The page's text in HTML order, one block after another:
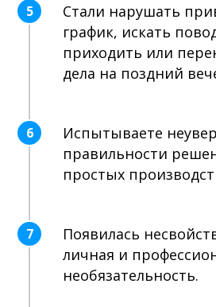
5
Стали нарушать
график, искать
приходить или
дела на поздний
6
Испытываете
правильности
простых
7
Появилась
личная и
необязательность.